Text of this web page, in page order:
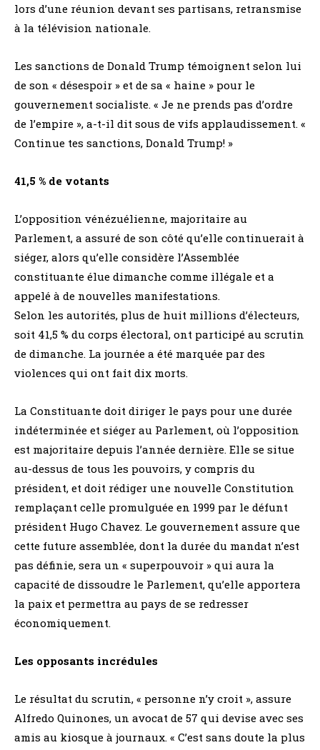
lors d’une réunion devant ses partisans, retransmise
à la télévision nationale.
Les sanctions de Donald Trump témoignent selon lui
de son « désespoir » et de sa « haine » pour le
gouvernement socialiste. « Je ne prends pas d’ordre
de l’empire », a-t-il dit sous de vifs applaudissement. «
Continue tes sanctions, Donald Trump! »
41,5 % de votants
L’opposition vénézuélienne, majoritaire au
Parlement, a assuré de son côté qu’elle continuerait à
siéger, alors qu’elle considère l’Assemblée
constituante élue dimanche comme illégale et a
appelé à de nouvelles manifestations.
Selon les autorités, plus de huit millions d’électeurs,
soit 41,5 % du corps électoral, ont participé au scrutin
de dimanche. La journée a été marquée par des
violences qui ont fait dix morts.
La Constituante doit diriger le pays pour une durée
indéterminée et siéger au Parlement, où l’opposition
est majoritaire depuis l’année dernière. Elle se situe
au-dessus de tous les pouvoirs, y compris du
président, et doit rédiger une nouvelle Constitution
remplaçant celle promulguée en 1999 par le défunt
président Hugo Chavez. Le gouvernement assure que
cette future assemblée, dont la durée du mandat n’est
pas définie, sera un « superpouvoir » qui aura la
capacité de dissoudre le Parlement, qu’elle apportera
la paix et permettra au pays de se redresser
économiquement.
Les opposants incrédules
Le résultat du scrutin, « personne n’y croit », assure
Alfredo Quinones, un avocat de 57 qui devise avec ses
amis au kiosque à journaux. « C’est sans doute la plus